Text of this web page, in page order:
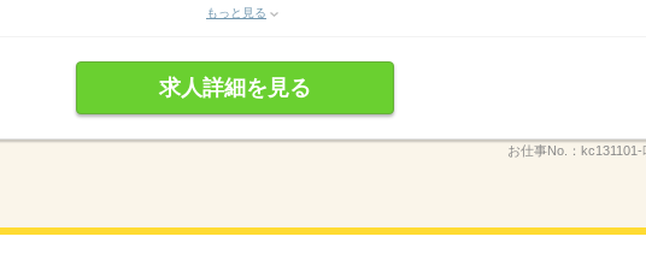
もっと見る
求人詳細を見る
お仕事No.： kc131101-